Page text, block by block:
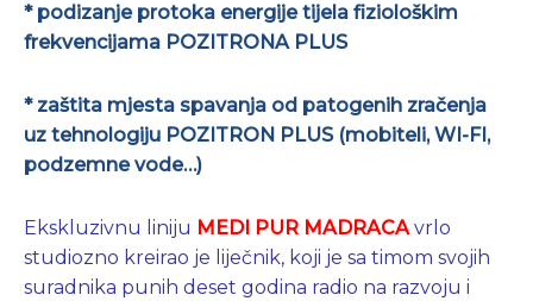
* podizanje protoka energije tijela fiziološkim
frekvencijama POZITRONA PLUS
* zaštita mjesta spavanja od patogenih zračenja
uz tehnologiju POZITRON PLUS (mobiteli, WI-FI,
podzemne vode…)
Ekskluzivnu liniju MEDI PUR MADRACA vrlo
studiozno kreirao je liječnik, koji je sa timom svojih
suradnika punih deset godina radio na razvoju i